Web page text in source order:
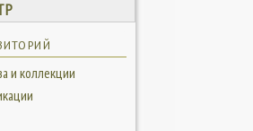
и коллекции